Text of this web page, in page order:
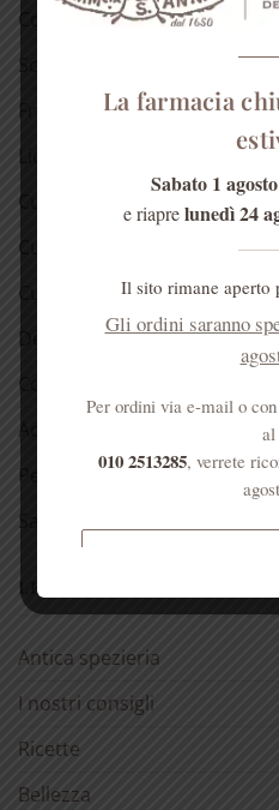
Confetture
Fragranze del Carmelo
Liquori
Cura della pelle
Cura dei capelli
Cura della bocca
Detergenti
Cosmetici alla rosa
Acqua di Sant’Anna
Per la casa
LE NOSTRE RUBRICHE
Antica spezieria
I nostri consigli
Ricette
Bellezza
La farmacia
Sabato 1 agosto
e riaprelunedì 24
Il sito rimane aperto
Gli ordini saranno
Per ordini via e-mail o
al
010 2513285, verrete